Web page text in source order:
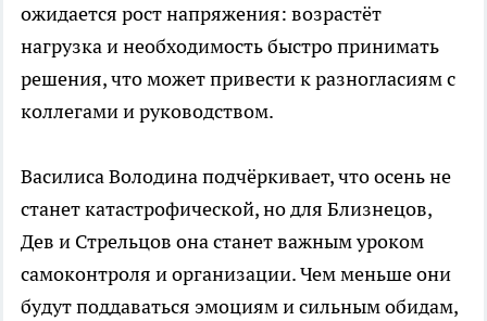
ожидается рост напряжения: возрастёт
нагрузка и необходимость быстро принимать
решения, что может привести к разногласиям с
коллегами и руководством.
Василиса Володина подчёркивает, что осень не
станет катастрофической, но для Близнецов,
Дев и Стрельцов она станет важным уроком
самоконтроля и организации. Чем меньше они
будут поддаваться эмоциям и сильным обидам,